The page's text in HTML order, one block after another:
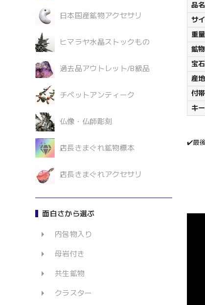
日本国産鉱物アクセサリ
ヒマラヤ水晶ストックもの
過去品アウトレット/B級品
チベットアンティーク
仏像・仏師彫刻
店長きまぐれ鉱物標本
店長きまぐれアクセサリ
面白さから選ぶ
内包物入り
母岩付き
共生鉱物
クラスター
品名
サ
重量
鉱
宝
産地
付
キ
✔️最後